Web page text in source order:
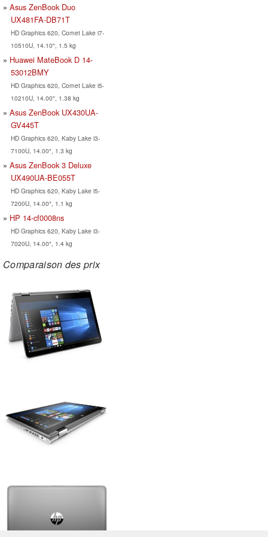
Asus ZenBook Duo
UX481FA-DB71T
HD Graphics 620, Comet Lake i7-
10510U, 14.10", 1.5 kg
Huawei MateBook D 14-
53012BMY
HD Graphics 620, Comet Lake i5-
10210U, 14.00", 1.38 kg
Asus ZenBook UX430UA-
GV445T
HD Graphics 620, Kaby Lake i3-
7100U, 14.00", 1.3 kg
Asus ZenBook 3 Deluxe
UX490UA-BE055T
HD Graphics 620, Kaby Lake i5-
7200U, 14.00", 1.1 kg
HP 14-cf0008ns
HD Graphics 620, Kaby Lake i3-
7020U, 14.00", 1.4 kg
Comparaison des prix